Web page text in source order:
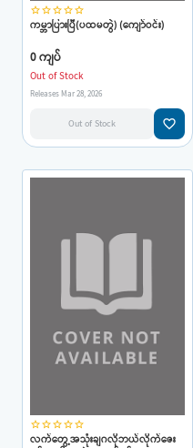
star_borderstar_borderstar_borderstar_borderstar_border
ကမ္ဘာပြားပြီ(ပထမတွဲ) (ကျော်ဝင်း)
0 ကျပ်
Out of Stock
Releases Mar 28, 2026
Out of Stock favorite_border
star_borderstar_borderstar_borderstar_borderstar_border
လက်တွေ့အသုံးချဂလိုဘယ်လိုက်ဇေး